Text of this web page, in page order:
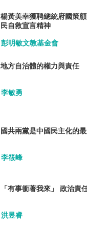
楊黃美幸獲聘總統府國策
民自救宣言精神
彭明敏文教基金會
地方自治體的權力與責任
李敏勇
國共兩黨是中國民主化的
李筱峰
「有事衝著我來」 政治責
洪昱睿